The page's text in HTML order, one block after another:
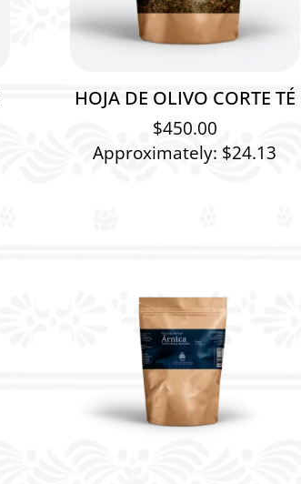
HOJA DE OLIVO CORTE TÉ
$450.00
Approximately: $24.13